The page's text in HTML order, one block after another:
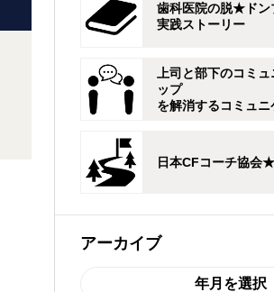
歯科医院の脱★ドン
実践ストーリー
上司と部下のコミ
ップ
を解消するコミュ
日本CFコーチ協会
アーカイブ
年月を選択